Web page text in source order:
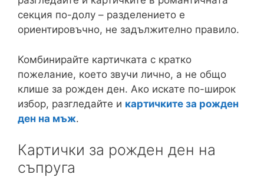
секция по-долу – разделението е
ориентировъчно, не задължително правило.
Комбинирайте картичката с кратко
пожелание, което звучи лично, а не общо
клише за рожден ден. Ако искате по-широк
избор, разгледайте и картичките за рожден
ден на мъж.
Картички за рожден ден на
съпруга